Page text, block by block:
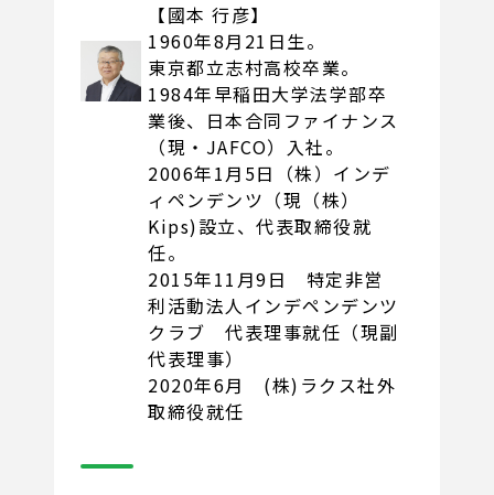
【國本 行彦】
1960年8月21日生。
東京都立志村高校卒業。
1984年早稲田大学法学部卒
業後、日本合同ファイナンス
（現・JAFCO）入社。
2006年1月5日（株）インデ
ィペンデンツ（現（株）
Kips)設立、代表取締役就
任。
2015年11月9日 特定非営
利活動法人インデペンデンツ
クラブ 代表理事就任（現副
代表理事）
2020年6月 (株)ラクス社外
取締役就任